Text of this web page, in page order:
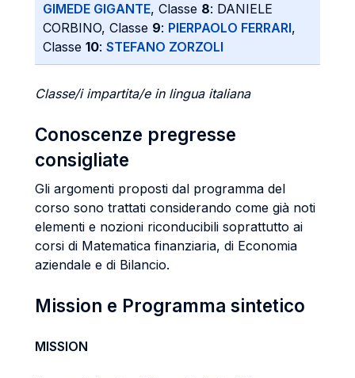
GIMEDE GIGANTE, Classe 8: DANIELE
CORBINO, Classe 9: PIERPAOLO FERRARI,
Classe 10: STEFANO ZORZOLI
Classe/i impartita/e in lingua italiana
Conoscenze pregresse
consigliate
Gli argomenti proposti dal programma del
corso sono trattati considerando come già noti
elementi e nozioni riconducibili soprattutto ai
corsi di Matematica finanziaria, di Economia
aziendale e di Bilancio.
Mission e Programma sintetico
MISSION